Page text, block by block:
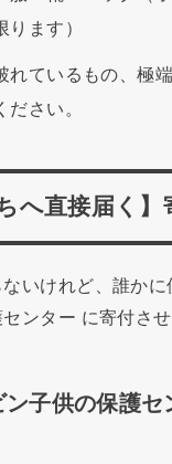
ります）
れているもの、極
ださい。
へ直接届く】
ないけれど、誰か
ンター に寄付さ
ン子供の保護セ